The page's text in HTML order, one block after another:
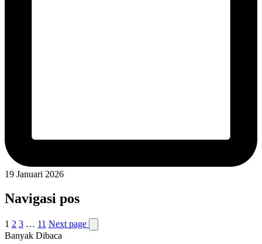
19 Januari 2026
Navigasi pos
1 2 3 … 11 Next page
Banyak Dibaca